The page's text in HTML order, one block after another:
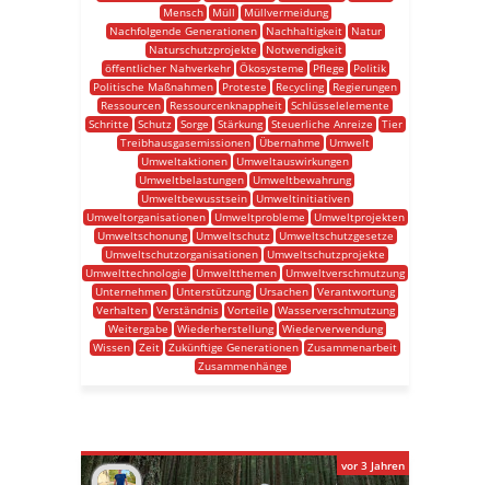
Mensch
Müll
Müllvermeidung
Nachfolgende Generationen
Nachhaltigkeit
Natur
Naturschutzprojekte
Notwendigkeit
öffentlicher Nahverkehr
Ökosysteme Pflege
Politik
Politische Maßnahmen
Proteste Recycling
Regierungen
Ressourcen
Ressourcenknappheit Schlüsselelemente
Schritte
Schutz Sorge Stärkung Steuerliche Anreize
Tier
Treibhausgasemissionen
Übernahme
Umwelt
Umweltaktionen
Umweltauswirkungen
Umweltbelastungen
Umweltbewahrung
Umweltbewusstsein
Umweltinitiativen
Umweltorganisationen
Umweltprobleme
Umweltprojekten
Umweltschonung
Umweltschutz
Umweltschutzgesetze
Umweltschutzorganisationen
Umweltschutzprojekte
Umwelttechnologie
Umweltthemen
Umweltverschmutzung
Unternehmen
Unterstützung Ursachen Verantwortung
Verhalten
Verständnis Vorteile
Wasserverschmutzung
Weitergabe
Wiederherstellung
Wiederverwendung
Wissen Zeit Zukünftige Generationen Zusammenarbeit
Zusammenhänge
vor 3 Jahren